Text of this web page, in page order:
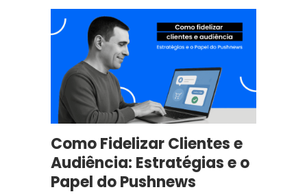
Como Fidelizar Clientes e
Audiência: Estratégias e o
Papel do Pushnews